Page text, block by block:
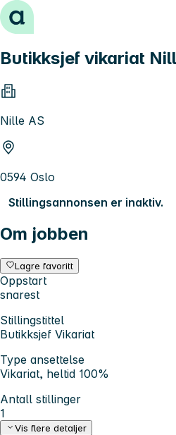
Hopp til innhold
Butikksjef vikariat
Nille AS
0594 Oslo
Stillingsannonsen er inaktiv.
Om jobben
Lagre favoritt
Oppstart
snarest
Stillingstittel
Butikksjef Vikariat
Type ansettelse
Vikariat, heltid 100%
Antall stillinger
1
Vis flere detaljer